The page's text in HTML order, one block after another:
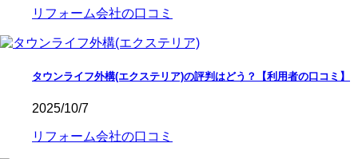
リフォーム会社の口コミ
タウンライフ外構(エクステリア)の評判はどう？【利用者の口コミ】
2025/10/7
リフォーム会社の口コミ